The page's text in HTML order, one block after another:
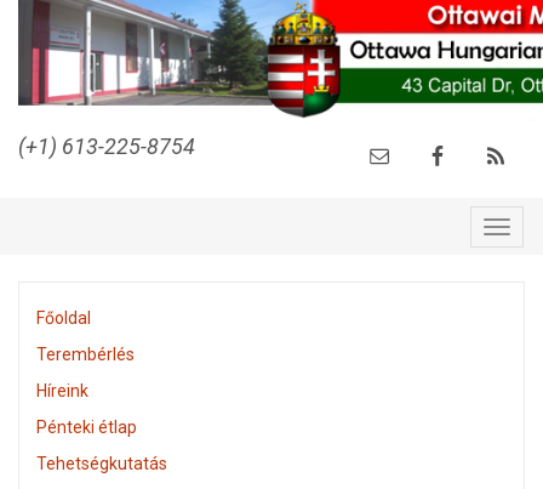
(+1) 613-225-8754
Főoldal
Terembérlés
Híreink
Pénteki étlap
Tehetségkutatás